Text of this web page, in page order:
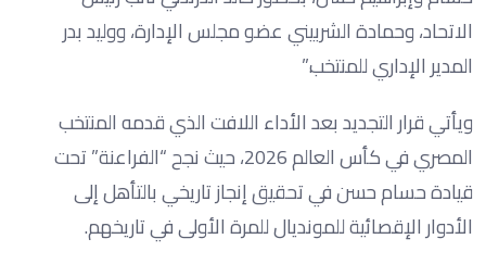
الاتحاد، وحمادة الشربيني عضو مجلس الإدارة، ووليد بدر
المدير الإداري للمنتخب.”
ويأتي قرار التجديد بعد الأداء اللافت الذي قدمه المنتخب
المصري في كأس العالم 2026، حيث نجح “الفراعنة” تحت
قيادة حسام حسن في تحقيق إنجاز تاريخي بالتأهل إلى
الأدوار الإقصائية للمونديال للمرة الأولى في تاريخهم.